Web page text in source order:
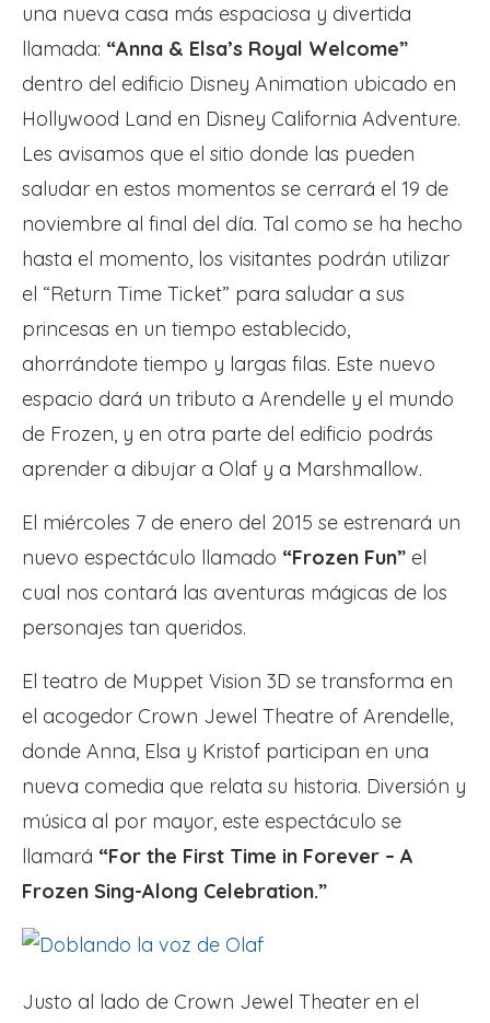
una nueva casa más espaciosa y divertida
llamada: “Anna & Elsa’s Royal Welcome”
dentro del edificio Disney Animation ubicado en
Hollywood Land en Disney California Adventure.
Les avisamos que el sitio donde las pueden
saludar en estos momentos se cerrará el 19 de
noviembre al final del día. Tal como se ha hecho
hasta el momento, los visitantes podrán utilizar
el “Return Time Ticket” para saludar a sus
princesas en un tiempo establecido,
ahorrándote tiempo y largas filas. Este nuevo
espacio dará un tributo a Arendelle y el mundo
de Frozen, y en otra parte del edificio podrás
aprender a dibujar a Olaf y a Marshmallow.
El miércoles 7 de enero del 2015 se estrenará un
nuevo espectáculo llamado “Frozen Fun” el
cual nos contará las aventuras mágicas de los
personajes tan queridos.
El teatro de Muppet Vision 3D se transforma en
el acogedor Crown Jewel Theatre of Arendelle,
donde Anna, Elsa y Kristof participan en una
nueva comedia que relata su historia. Diversión y
música al por mayor, este espectáculo se
llamará “For the First Time in Forever – A
Frozen Sing-Along Celebration.”
Justo al lado de Crown Jewel Theater en el